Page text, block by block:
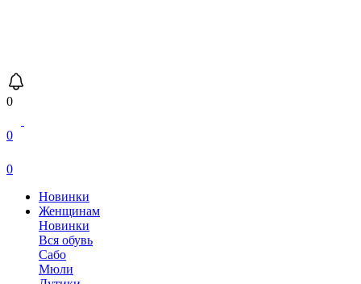
0
0
0
Новинки
Женщинам
Новинки
Вся обувь
Сабо
Мюли